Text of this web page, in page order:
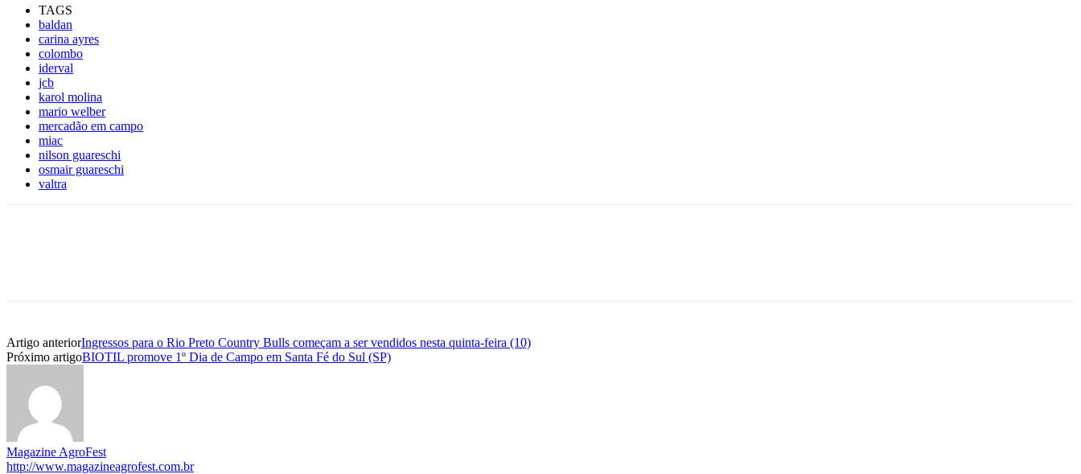
TAGS
baldan
carina ayres
colombo
iderval
jcb
karol molina
mario welber
mercadão em campo
miac
nilson guareschi
osmair guareschi
valtra
Artigo anteriorIngressos para o Rio Preto Country Bulls começam a ser vendidos nesta quinta-feira (10)
Próximo artigoBIOTIL promove 1º Dia de Campo em Santa Fé do Sul (SP)
Magazine AgroFest
http://www.magazineagrofest.com.br